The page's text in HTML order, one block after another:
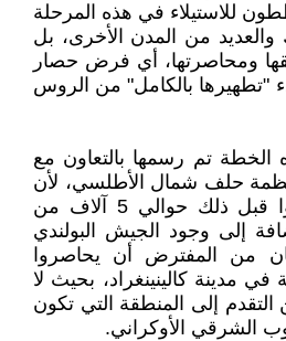
للاستيلاء في هذه المرحلة
من المدن الأخرى، بل
ومحاصرتها، أي فرض حصار
"تطهيرها بالكامل" من الروس
الخطة تم رسمها بالتعاون مع
حلف شمال الأطلسي، لأن
الأمريكيين كانوا قد نقلوا قبل ذلك حوالي 5 آلاف من
إلى وجود الجيش البولندي
من المفترض أن يحاصروا
في مدينة كالينينغراد، بحيث لا
إلى المنطقة التي تكون
الشرقي الأوكراني.